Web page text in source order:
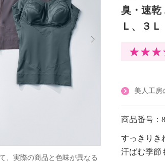
、実際の商品と色味が異なる
臭・速乾
Ｌ、３Ｌ
美人工房
商品番号：
すっきりき
汗ばむ季節